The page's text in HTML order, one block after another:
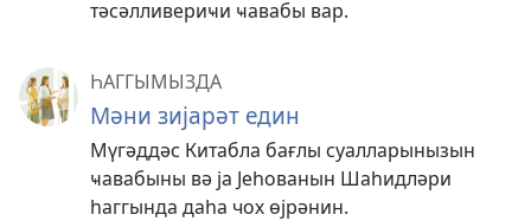
тәсәлливериҹи ҹавабы вар.
ҺАГГЫМЫЗДА
Мәни зијарәт един
Мүгәддәс Китабла бағлы суалларынызын
ҹавабыны вә ја Јеһованын Шаһидләри
һаггында даһа чох өјрәнин.